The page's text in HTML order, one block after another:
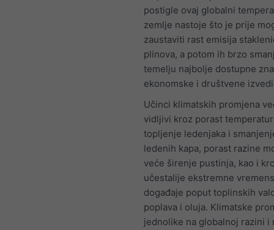
postigle ovaj globalni
zemlje nastoje što je prije
zaustaviti rast emisija
plinova, a potom ih brzo
temelju najbolje dostupne
ekonomske i društvene
Učinci klimatskih promjena
vidljivi kroz porast
topljenje ledenjaka i
ledenih kapa, porast razine
veće širenje pustinja, kao i
učestalije ekstremne
događaje poput toplinskih
poplava i oluja. Klimatske
jednolike na globalnoj razini i